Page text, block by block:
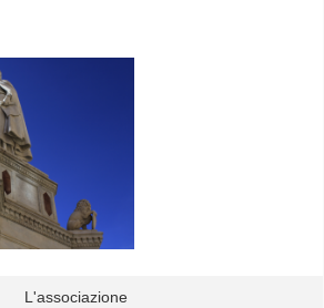
L'associazione